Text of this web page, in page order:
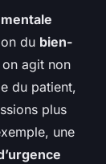
du bien-
agit non
du patient,
plus
une